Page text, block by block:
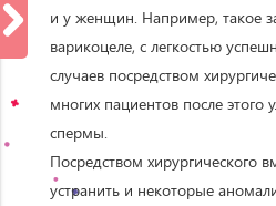
и у женщин. Например, такое
варикоцеле, с легкостью
случаев посредством
многих пациентов после этого
спермы.
Посредством хирургического
устранить и некоторые